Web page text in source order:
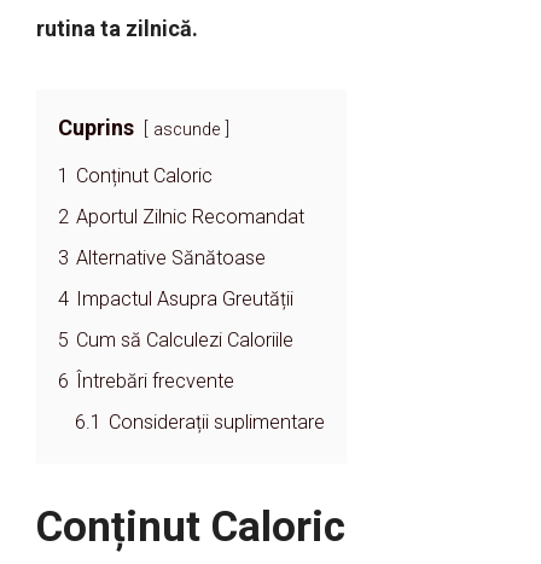
rutina ta zilnică.
Cuprins ascunde
1 Conținut Caloric
2 Aportul Zilnic Recomandat
3 Alternative Sănătoase
4
Impactul Asupra Greutății
5 Cum să Calculezi Caloriile
6
Întrebări frecvente
6.1 Considerații suplimentare
Conținut Caloric